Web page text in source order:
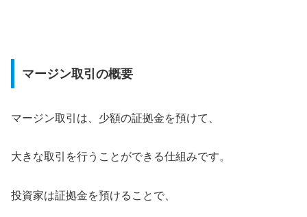
マージン取引の概要
マージン取引は、少額の証拠金を預けて、
大きな取引を行うことができる仕組みです。
投資家は証拠金を預けることで、